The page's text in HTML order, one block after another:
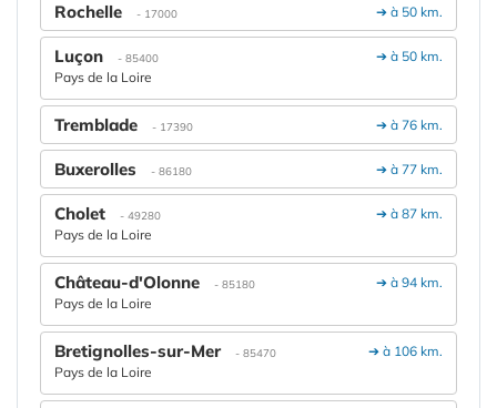
➔ à 50 km.
Rochelle - 17000
➔ à 50 km.
Luçon - 85400
Pays de la Loire
➔ à 76 km.
Tremblade - 17390
➔ à 77 km.
Buxerolles - 86180
➔ à 87 km.
Cholet - 49280
Pays de la Loire
➔ à 94 km.
Château-d'Olonne - 85180
Pays de la Loire
➔ à 106 km.
Bretignolles-sur-Mer - 85470
Pays de la Loire